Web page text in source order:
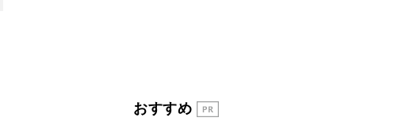
皇陛下はお元気でおられるか」がサウジ国王の第
おすすめ